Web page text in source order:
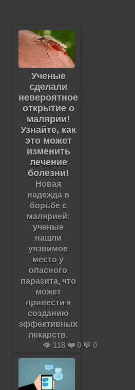
Ученые
сделали
невероятное
открытие о
малярии!
Узнайте, как
это может
изменить
лечение
болезни!
Новая
надежда в
борьбе с
малярией:
ученые
нашли
уязвимое
место у
опасного
паразита, что
может
привести к
созданию
эффективных
лекарств.
👁️ 118 ❤️ 0 💬 0